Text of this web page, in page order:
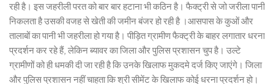
रही है। इस जहरीली परत को बार बार हटाना भी कठिन है। फैक्ट्री से जो जरीला पानी
निकलता है उसकी वजह से खेती की जमीन बंजर हो रही है ।आसपास के कुओं और
तालाबों का पानी भी जहरीला हो गया है। पीड़ित ग्रामीण फैक्ट्री के बाहर लगातार धरना
प्रदर्शन कर रहे हैं, लेकिन ब्यावर का जिला और पुलिस प्रशासन चुप है। उल्टे
ग्रामीणों को ही धमकी दी जा रही है कि उनके खिलाफ मुकदमे दर्ज किए जाएंगे। जिला
और पुलिस प्रशासन नहीं चाहता कि श्री सीमेंट के खिलाफ कोई धरना प्रदर्शन हो।